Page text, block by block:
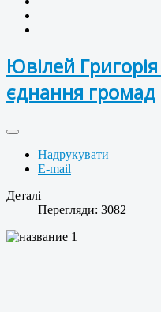
Ювілей
єднання громад
Надрукувати
E-mail
Деталі
Перегляди: 3082